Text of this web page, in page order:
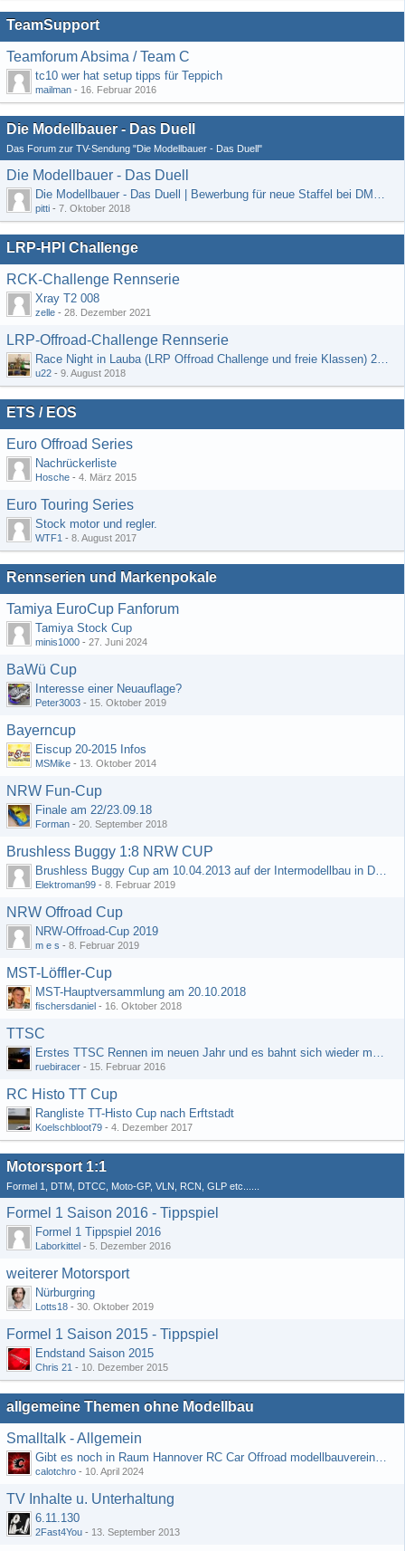
TeamSupport
Teamforum Absima / Team C
tc10 wer hat setup tipps für Teppich
mailman - 16. Februar 2016
Die Modellbauer - Das Duell
Das Forum zur TV-Sendung "Die Modellbauer - Das Duell"
Die Modellbauer - Das Duell
Die Modellbauer - Das Duell | Bewerbung für neue Staffel bei DMAX *Werbung*
pitti - 7. Oktober 2018
LRP-HPI Challenge
RCK-Challenge Rennserie
Xray T2 008
zelle - 28. Dezember 2021
LRP-Offroad-Challenge Rennserie
Race Night in Lauba (LRP Offroad Challenge und freie Klassen) 25/26.08
u22 - 9. August 2018
ETS / EOS
Euro Offroad Series
Nachrückerliste
Hosche - 4. März 2015
Euro Touring Series
Stock motor und regler.
WTF1 - 8. August 2017
Rennserien und Markenpokale
Tamiya EuroCup Fanforum
Tamiya Stock Cup
minis1000 - 27. Juni 2024
BaWü Cup
Interesse einer Neuauflage?
Peter3003 - 15. Oktober 2019
Bayerncup
Eiscup 20-2015 Infos
MSMike - 13. Oktober 2014
NRW Fun-Cup
Finale am 22/23.09.18
Forman - 20. September 2018
Brushless Buggy 1:8 NRW CUP
Brushless Buggy Cup am 10.04.2013 auf der Intermodellbau in Dortmund
Elektroman99 - 8. Februar 2019
NRW Offroad Cup
NRW-Offroad-Cup 2019
m e s - 8. Februar 2019
MST-Löffler-Cup
MST-Hauptversammlung am 20.10.2018
fischersdaniel - 16. Oktober 2018
TTSC
Erstes TTSC Rennen im neuen Jahr und es bahnt sich wieder mal eine Rekordteilnehmerzahl an
ruebiracer - 15. Februar 2016
RC Histo TT Cup
Rangliste TT-Histo Cup nach Erftstadt
Koelschbloot79 - 4. Dezember 2017
Motorsport 1:1
Formel 1, DTM, DTCC, Moto-GP, VLN, RCN, GLP etc......
Formel 1 Saison 2016 - Tippspiel
Formel 1 Tippspiel 2016
Laborkittel - 5. Dezember 2016
weiterer Motorsport
Nürburgring
Lotts18 - 30. Oktober 2019
Formel 1 Saison 2015 - Tippspiel
Endstand Saison 2015
Chris 21 - 10. Dezember 2015
allgemeine Themen ohne Modellbau
Smalltalk - Allgemein
Gibt es noch in Raum Hannover RC Car Offroad modellbauvereine, habe selbst schon gegoogelt aber erfolglos
calotchro - 10. April 2024
TV Inhalte u. Unterhaltung
6.11.130
2Fast4You - 13. September 2013